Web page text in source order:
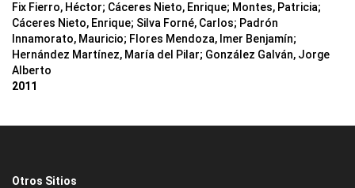
Fix Fierro, Héctor; Cáceres Nieto, Enrique; Montes, Patricia;
Cáceres Nieto, Enrique; Silva Forné, Carlos; Padrón
Innamorato, Mauricio; Flores Mendoza, Imer Benjamín;
Hernández Martínez, María del Pilar; González Galván, Jorge
Alberto
2011
Otros Sitios